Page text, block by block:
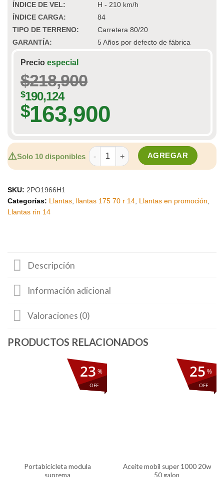
ÍNDICE DE VEL:
H - 210 km/h
ÍNDICE CARGA:
84
TIPO DE TERRENO:
Carretera 80/20
GARANTÍA:
5 Años por defecto de fábrica
Precio especial
$218,900
$190,124
$163,900
⚠️Solo 10 disponibles
LLANTA POWERTRAC 175/70R14 84H
AGREGAR
SKU: 2PO1966H1
Categorías: Llantas llantas 175 70 r 14 Llantas en promoción
Llantas rin 14
Descripción
Información adicional
Valoraciones (0)
%
OFF
23
portabicicleta modula
suprema
%
OFF
25
aceite mobil super 1000 20w
50 galon